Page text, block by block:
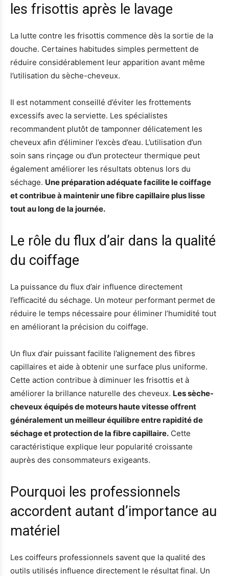
les frisottis après le lavage
La lutte contre les frisottis commence dès la sortie de la
douche. Certaines habitudes simples permettent de
réduire considérablement leur apparition avant même
l’utilisation du sèche-cheveux.
Il est notamment conseillé d’éviter les frottements
excessifs avec la serviette. Les spécialistes
recommandent plutôt de tamponner délicatement les
cheveux afin d’éliminer l’excès d’eau. L’utilisation d’un
soin sans rinçage ou d’un protecteur thermique peut
également améliorer les résultats obtenus lors du
séchage. Une préparation adéquate facilite le coiffage
et contribue à maintenir une fibre capillaire plus lisse
tout au long de la journée.
Le rôle du flux d’air dans la qualité
du coiffage
La puissance du flux d’air influence directement
l’efficacité du séchage. Un moteur performant permet de
réduire le temps nécessaire pour éliminer l’humidité tout
en améliorant la précision du coiffage.
Un flux d’air puissant facilite l’alignement des fibres
capillaires et aide à obtenir une surface plus uniforme.
Cette action contribue à diminuer les frisottis et à
améliorer la brillance naturelle des cheveux. Les sèche-
cheveux équipés de moteurs haute vitesse offrent
généralement un meilleur équilibre entre rapidité de
séchage et protection de la fibre capillaire. Cette
caractéristique explique leur popularité croissante
auprès des consommateurs exigeants.
Pourquoi les professionnels
accordent autant d’importance au
matériel
Les coiffeurs professionnels savent que la qualité des
outils utilisés influence directement le résultat final. Un